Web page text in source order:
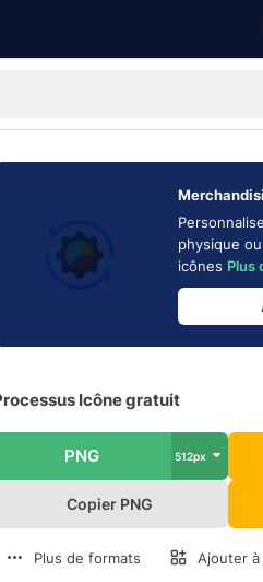
physique
icônes Plus
Icône gratuit
PNG 512px
Copier PNG
Plus de formats Ajouter